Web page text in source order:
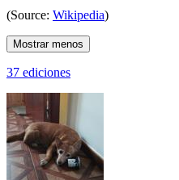
(Source: Wikipedia)
Mostrar menos
37 ediciones